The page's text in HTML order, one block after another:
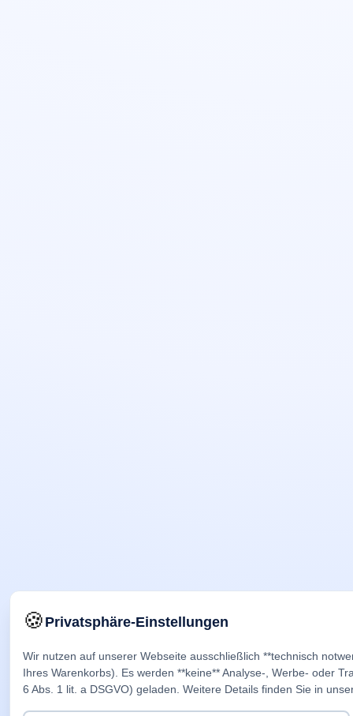
🍪Privatsphäre-Einstellungen
Wir nutzen auf unserer Webseite ausschließlich **technisch
Ihres Warenkorbs). Es werden **keine** Analyse-, Werbe- oder
6 Abs. 1 lit. a DSGVO) geladen. Weitere Details finden Sie in